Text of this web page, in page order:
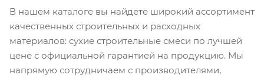
В нашем каталоге вы найдете широкий ассортимент
качественных строительных и расходных
материалов: сухие строительные смеси по лучшей
цене с официальной гарантией на продукцию. Мы
напрямую сотрудничаем с производителями,